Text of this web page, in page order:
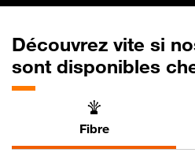
Découvrez vite si
sont disponibles
Fibre